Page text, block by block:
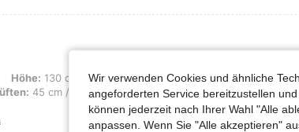
130 cm / 51 in, Gewicht: 30 kg / 66 lbs, Brust: 40 cm / 16 in,
Höhe: 130 cm / 51 in Gewicht:30 kg / 66 lbs Brust:40
45 cm / 18 in Farbe:Pink Größe:8Y
Wir verwenden Cookies und ähnliche
angeforderten Service bereitzustellen
können jederzeit nach Ihrer Wahl "Alle
anpassen. Wenn Sie "Alle akzeptieren"